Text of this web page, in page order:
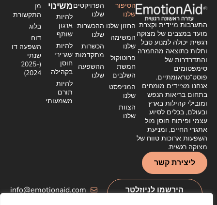
התערבות מיידית וקצרת
מועד במצבים של מצוקה
רגשית יכולה למנוע סבל
ותלות כתוצאה מהחמרה
והתדרדרות של
סימפטומים
פוסט־טראומתיים.
אנחנו מציידים מומחים
בתחום בריאות הנפש
ומובילי קהילות בארץ
ובעולם, בכלים לסיוע
עצמי ופיתוח חוסן מול
אתגרי החיים, ומניעת
השפעות ארוכות טווח של
מצוקה רגשית.
ליצירת קשר
הסיפור
שלנו
החזון שלנו
המשימה
שלנו
פרוטוקול
חמשת
השלבים
המניפסט
שלנו
הצוות
שלנו
הפרויקטים
שלנו
ההכשרות
שלנו
הכשרות
מתקדמות
ההשפעה
שלנו
משינוי
להיות
ארגון
שותף
להיות
שגרירי
חוסן
בקהילה
להיות
תורם
משמעותי
מן
התקשורת
בלוג
דוח
השפעה דו
שנתי
(2025-
2024)
info@emotionaid.com
הירשמו לניוזלטר